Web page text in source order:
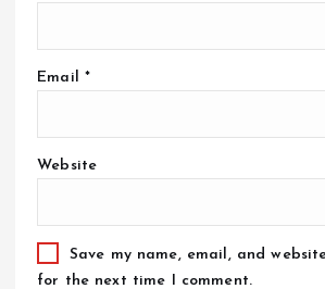
Email *
Website
Save my name, email, and
for the next time I comment.